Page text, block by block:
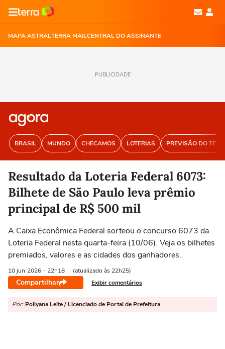
MAPA ASTRALTERRA MAILCENTRAL DO ASSINANTE
PUBLICIDADE
BRASIL MUNDO CHECAMOS LOTERIAS PREVISÃO DO
Resultado da Loteria Federal 6073:
Bilhete de São Paulo leva prêmio
principal de R$ 500 mil
A Caixa Econômica Federal sorteou o concurso 6073 da
Loteria Federal nesta quarta-feira (10/06). Veja os bilhetes
premiados, valores e as cidades dos ganhadores.
10 jun 2026 - 22h18 (atualizado às 22h25)
Compartilhar Exibir comentários
Por: Pollyana Leite / Licenciado de Portal de Prefeitura